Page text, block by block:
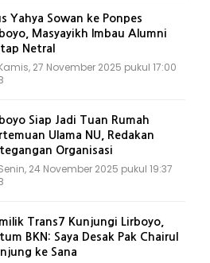
Yahya Sowan ke Ponpes
Masyayikh Imbau Alumni
Netral
27 November 2025 pukul 17:00
Siap Jadi Tuan Rumah
Ulama NU, Redakan
Organisasi
24 November 2025 pukul 19:37
Trans7 Kunjungi Lirboyo,
BKN: Saya Desak Pak Chairul
ke Sana